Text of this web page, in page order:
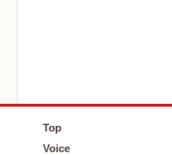
Top
Voice